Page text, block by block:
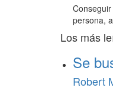
persona,
Los más
Se
Robert